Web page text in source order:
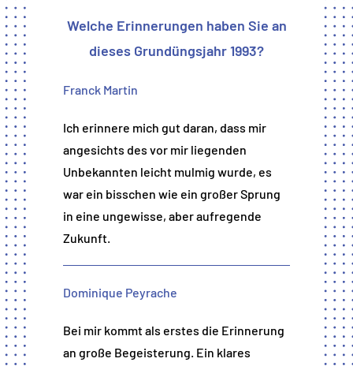
Welche Erinnerungen haben Sie an
dieses Grundüngsjahr 1993?
Franck Martin
Ich erinnere mich gut daran, dass mir
angesichts des vor mir liegenden
Unbekannten leicht mulmig wurde, es
war ein bisschen wie ein großer Sprung
in eine ungewisse, aber aufregende
Zukunft.
Dominique Peyrache
Bei mir kommt als erstes die Erinnerung
an große Begeisterung. Ein klares